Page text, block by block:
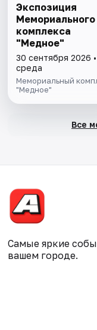
Экспозиция
Мемориального
комплекса
"Медное"
30 сентября 2026 •
среда
Мемориальный
"Медное"
Все
Самые яркие
вашем городе.